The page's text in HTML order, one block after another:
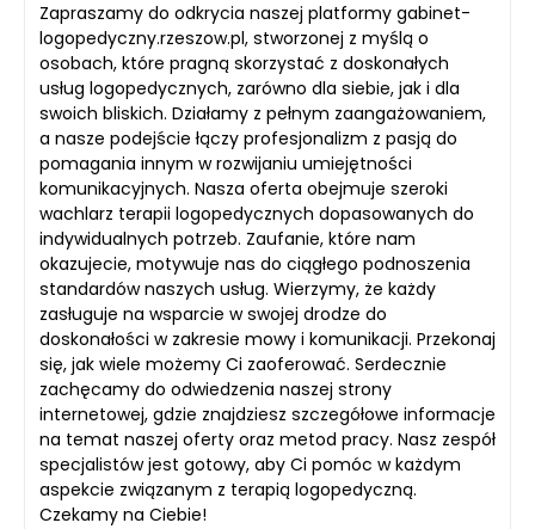
Zapraszamy do odkrycia naszej platformy gabinet-
logopedyczny.rzeszow.pl, stworzonej z myślą o
osobach, które pragną skorzystać z doskonałych
usług logopedycznych, zarówno dla siebie, jak i dla
swoich bliskich. Działamy z pełnym zaangażowaniem,
a nasze podejście łączy profesjonalizm z pasją do
pomagania innym w rozwijaniu umiejętności
komunikacyjnych. Nasza oferta obejmuje szeroki
wachlarz terapii logopedycznych dopasowanych do
indywidualnych potrzeb. Zaufanie, które nam
okazujecie, motywuje nas do ciągłego podnoszenia
standardów naszych usług. Wierzymy, że każdy
zasługuje na wsparcie w swojej drodze do
doskonałości w zakresie mowy i komunikacji. Przekonaj
się, jak wiele możemy Ci zaoferować. Serdecznie
zachęcamy do odwiedzenia naszej strony
internetowej, gdzie znajdziesz szczegółowe informacje
na temat naszej oferty oraz metod pracy. Nasz zespół
specjalistów jest gotowy, aby Ci pomóc w każdym
aspekcie związanym z terapią logopedyczną.
Czekamy na Ciebie!